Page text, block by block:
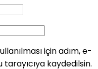
için adım, e-
kaydedilsin.